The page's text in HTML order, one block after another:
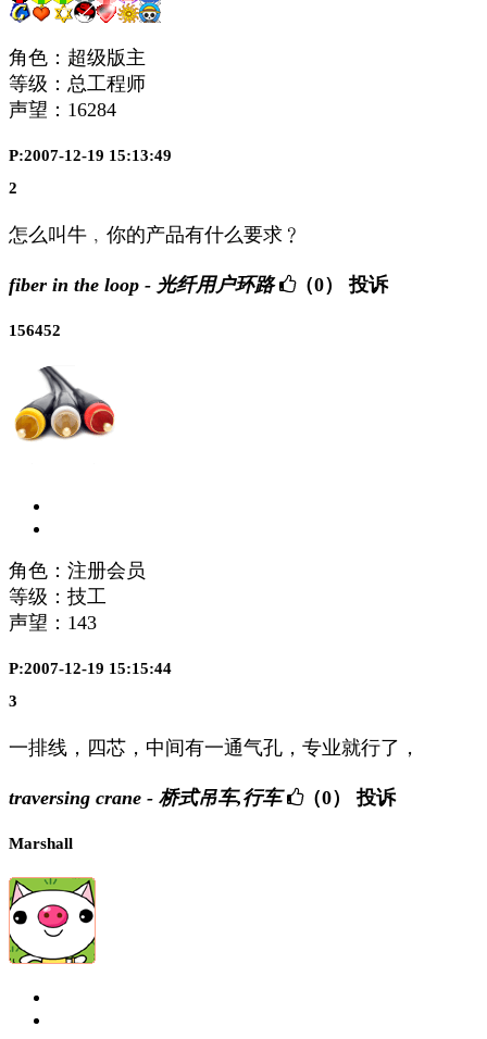
角色：超级版主
等级：总工程师
声望： 16284
P:2007-12-19 15:13:49
2
怎么叫牛﹐你的产品有什么要求﹖
fiber in the loop - 光纤用户环路 （0） 投诉
156452
角色：注册会员
等级：技工
声望： 143
P:2007-12-19 15:15:44
3
一排线，四芯，中间有一通气孔，专业就行了，
traversing crane - 桥式吊车,行车 （0） 投诉
Marshall